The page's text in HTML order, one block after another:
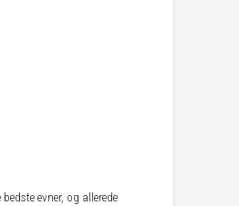
evner, og allerede